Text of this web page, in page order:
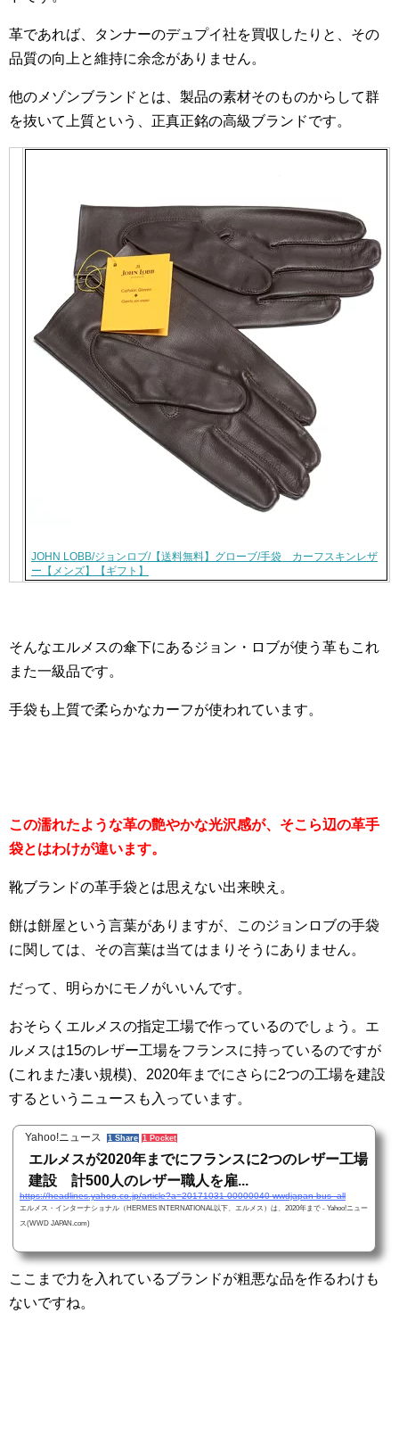
革であれば、タンナーのデュプイ社を買収したりと、その
品質の向上と維持に余念がありません。
他のメゾンブランドとは、製品の素材そのものからして群
を抜いて上質という、正真正銘の高級ブランドです。
JOHN LOBB/ジョンロブ/【送料無料】グローブ/手袋 カーフスキンレザ
ー【メンズ】【ギフト】
そんなエルメスの傘下にあるジョン・ロブが使う革もこれ
また一級品です。
手袋も上質で柔らかなカーフが使われています。
この濡れたような革の艶やかな光沢感が、そこら辺の革手
袋とはわけが違います。
靴ブランドの革手袋とは思えない出来映え。
餅は餅屋という言葉がありますが、このジョンロブの手袋
に関しては、その言葉は当てはまりそうにありません。
だって、明らかにモノがいいんです。
おそらくエルメスの指定工場で作っているのでしょう。エ
ルメスは15のレザー工場をフランスに持っているのですが
(これまた凄い規模)、2020年までにさらに2つの工場を建設
するというニュースも入っています。
Yahoo!ニュース 1 Share 1 Pocket
エルメスが2020年までにフランスに2つのレザー工場
建設 計500人のレザー職人を雇...
https://headlines.yahoo.co.jp/article?a=20171031-00000040-wwdjapan-bus_all
エルメス・インターナショナル（HERMES INTERNATIONAL以下、エルメス）は、2020年まで - Yahoo!ニュー
ス(WWD JAPAN.com)
ここまで力を入れているブランドが粗悪な品を作るわけも
ないですね。